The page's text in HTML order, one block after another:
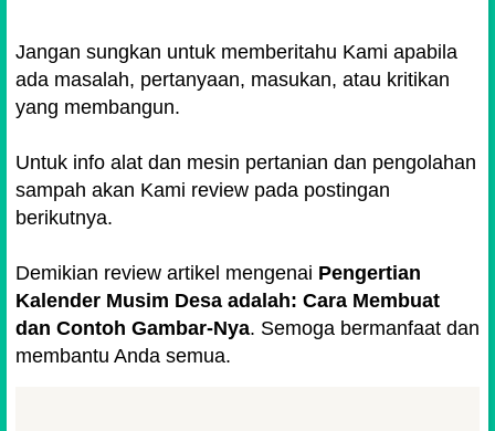
Jangan sungkan untuk memberitahu Kami apabila
ada masalah, pertanyaan, masukan, atau kritikan
yang membangun.
Untuk info alat dan mesin pertanian dan pengolahan
sampah akan Kami review pada postingan
berikutnya.
Demikian review artikel mengenai Pengertian
Kalender Musim Desa adalah: Cara Membuat
dan Contoh Gambar-Nya. Semoga bermanfaat dan
membantu Anda semua.